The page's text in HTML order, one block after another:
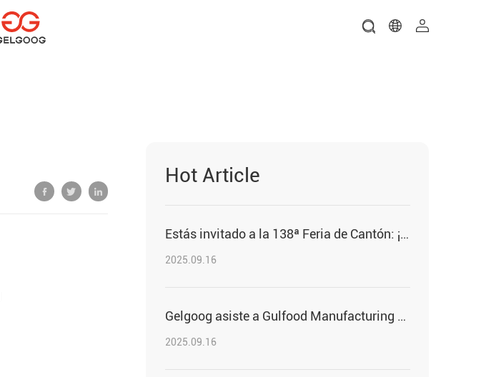
Hot Article
Estás invitado a la 138ª Feria de Cantón: ¡visita GELGOOG!
2025.09.16
Gelgoog asiste a Gulfood Manufacturing 2025 para presenciar las innovaciones en la industria alimentaria
2025.09.16